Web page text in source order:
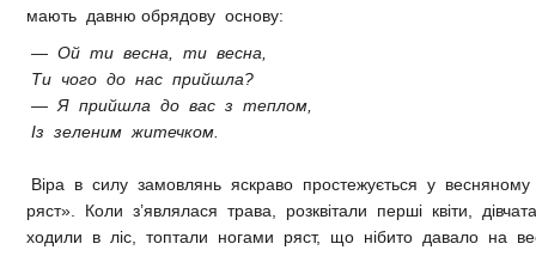
мають давню обрядову основу:
— Ой ти весна, ти весна,
Ти чого до нас прийшла?
— Я прийшла до вас з теплом,
Із зеленим житечком.
Віра в силу замовлянь яскраво простежується у весняному
ряст». Коли з’являлася трава, розквітали перші квіти,
ходили в ліс, топтали ногами ряст, що нібито давало на